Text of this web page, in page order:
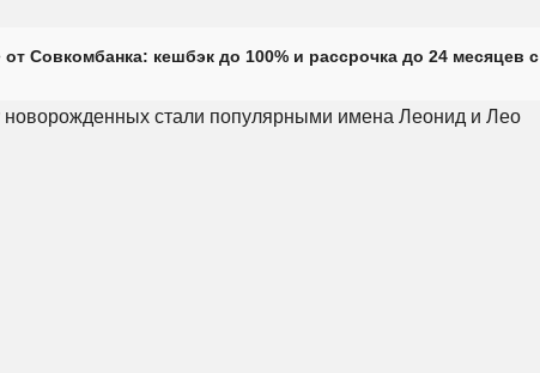
Совкомбанка: кешбэк до 100% и рассрочка до 24 месяцев с